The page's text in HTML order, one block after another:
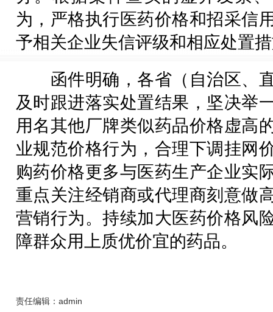
为，严格执行医药价格和招采信
予相关企业失信评级和相应处置
函件明确，各省（自治区、
及时跟进落实处置结果，坚决举
用名其他厂牌类似药品价格虚高
业规范价格行为，合理下调挂网
购药价格更多与医药生产企业实
重点关注经销商或代理商刻意做
营销行为。持续加大医药价格风
障群众用上质优价宜的药品。
责任编辑：admin